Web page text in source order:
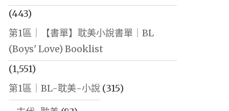
(443)
第1區｜【書單】耽美小說書單｜BL
(Boys' Love) Booklist
(1,551)
第1區｜BL-耽美-小說(315)